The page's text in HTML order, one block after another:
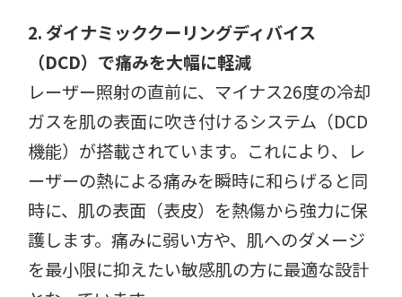
2. ダイナミッククーリングディバイス
（DCD）で痛みを大幅に軽減
レーザー照射の直前に、マイナス26度の冷却
ガスを肌の表面に吹き付けるシステム（DCD
機能）が搭載されています。これにより、レ
ーザーの熱による痛みを瞬時に和らげると同
時に、肌の表面（表皮）を熱傷から強力に保
護します。痛みに弱い方や、肌へのダメージ
を最小限に抑えたい敏感肌の方に最適な設計